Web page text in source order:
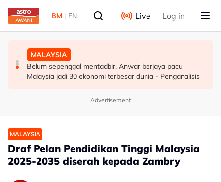
Skip to main content
BM | EN Live Log in
MALAYSIA
ICQS Bukit Kayu Hitam gempar beg disangka berisi
bom, dadah
MALAYSIA
Belum sepenggal mentadbir, Anwar berjaya pacu
Malaysia jadi 30 ekonomi terbesar dunia - Penganalisis
DUNIA
Infantino nafi dakwaan UEFA bayar pampasan kepada
wanita didakwa kekasih
Advertisement
MALAYSIA
Draf Pelan Pendidikan Tinggi Malaysia
2025-2035 diserah kepada Zambry